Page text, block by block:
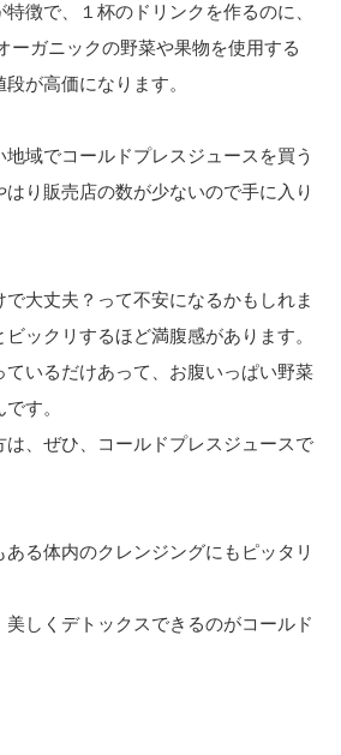
徴で、１杯のドリンクを作るのに、
ーガニックの野菜や果物を使用する
が高価になります。
域でコールドプレスジュースを買う
はり販売店の数が少ないので手に入り
で大丈夫？って不安になるかもしれま
ックリするほど満腹感があります。
ているだけあって、お腹いっぱい野菜
す。
は、ぜひ、コールドプレスジュースで
る体内のクレンジングにもピッタリ
しくデトックスできるのがコールド